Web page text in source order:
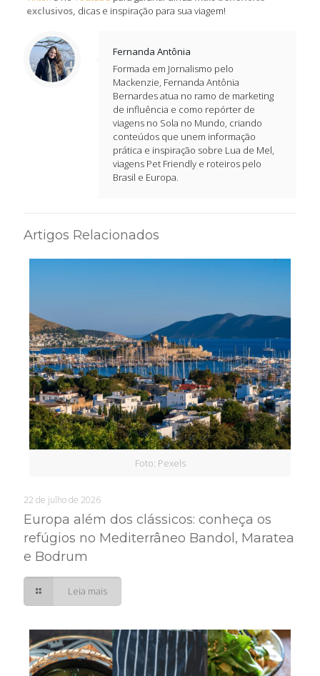
exclusivos, dicas e inspiração para sua viagem!
Fernanda Antônia
Formada em Jornalismo pelo
Mackenzie, Fernanda Antônia
Bernardes atua no ramo de marketing
de influência e como repórter de
viagens no Sola no Mundo, criando
conteúdos que unem informação
prática e inspiração sobre Lua de Mel,
viagens Pet Friendly e roteiros pelo
Brasil e Europa.
Artigos Relacionados
Foto: Pexels
22 de julho de 2026
Europa além dos clássicos: conheça os
refúgios no Mediterrâneo Bandol, Maratea
e Bodrum
Leia mais